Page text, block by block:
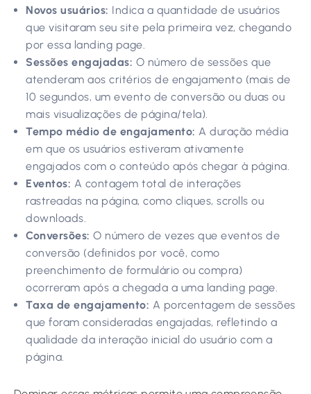
Novos usuários: Indica a quantidade de usuários
que visitaram seu site pela primeira vez, chegando
por essa landing page.
Sessões engajadas: O número de sessões que
atenderam aos critérios de engajamento (mais de
10 segundos, um evento de conversão ou duas ou
mais visualizações de página/tela).
Tempo médio de engajamento: A duração média
em que os usuários estiveram ativamente
engajados com o conteúdo após chegar à página.
Eventos: A contagem total de interações
rastreadas na página, como cliques, scrolls ou
downloads.
Conversões: O número de vezes que eventos de
conversão (definidos por você, como
preenchimento de formulário ou compra)
ocorreram após a chegada a uma landing page.
Taxa de engajamento: A porcentagem de sessões
que foram consideradas engajadas, refletindo a
qualidade da interação inicial do usuário com a
página.